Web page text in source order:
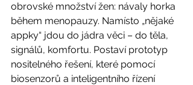
obrovské množství žen: návaly horka
během menopauzy. Namísto „nějaké
appky“ jdou do jádra věci – do těla,
signálů, komfortu. Postaví prototyp
nositelného řešení, které pomocí
biosenzorů a inteligentního řízení